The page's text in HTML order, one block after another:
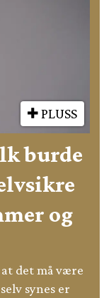
PLUSS
burde
og
at det må være
synes er